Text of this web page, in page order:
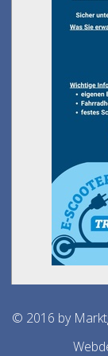
© 2016 by